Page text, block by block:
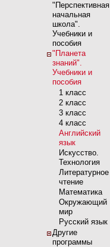
"Перспективная
начальная
школа".
Учебники и
пособия
"Планета
знаний".
Учебники и
пособия
1 класс
2 класс
3 класс
4 класс
Английский
язык
Искусство.
Технология
Литературное
чтение
Математика
Окружающий
мир
Русский язык
Другие
программы